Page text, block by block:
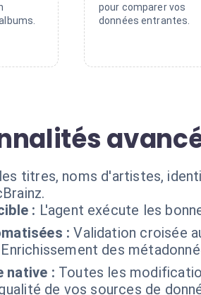
pour comparer vos
données entrantes.
titres, noms d'artistes,
: L'agent exécute les
: Validation croisée
des
native : Toutes les
de vos sources de